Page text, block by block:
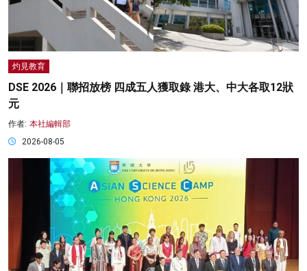
灼見教育
DSE 2026｜聯招放榜 四成五人獲取錄 港大、中大各取12狀
元
作者: 本社編輯部
2026-08-05